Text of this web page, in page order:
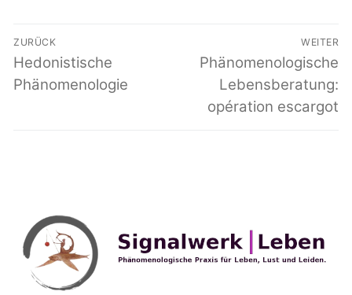
Beitragsnavigation
ZURÜCK
Vorheriger
Beitrag:
Hedonistische
Phänomenologie
WEITER
Nächster
Beitrag:
Phänomenologische
Lebensberatung:
opération escargot